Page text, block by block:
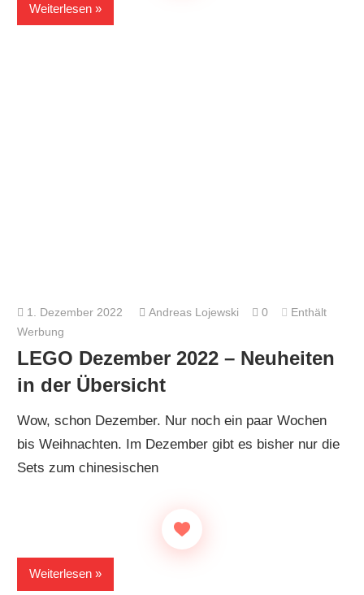
Weiterlesen
1. Dezember 2022 Andreas Lojewski 0
Enthält
Werbung
LEGO Dezember 2022 – Neuheiten
in der Übersicht
Wow, schon Dezember. Nur noch ein paar Wochen
bis Weihnachten. Im Dezember gibt es bisher nur die
Sets zum chinesischen
Weiterlesen